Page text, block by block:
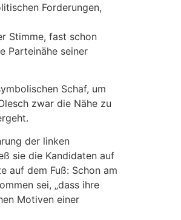
Forderungen,
Stimme, fast schon
Parteinähe seiner
Schaf, um
zwar die Nähe zu
der linken
sie die Kandidaten auf
auf dem Fuß: Schon am
sei, „dass ihre
Motiven einer